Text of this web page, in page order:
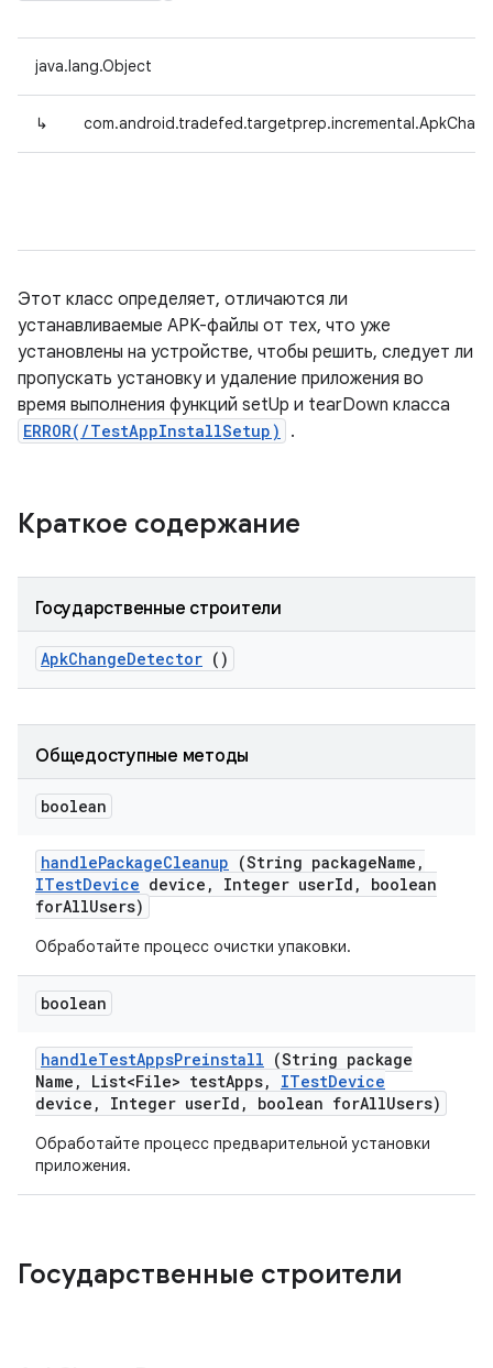
java.lang.Object
↳
Этот класс определяет, отличаются ли
устанавливаемые APK-файлы от тех, что уже
установлены на устройстве, чтобы решить, следует ли
пропускать установку и удаление приложения во
время выполнения функций setUp и tearDown класса
ERROR(/TestAppInstallSetup) .
Краткое содержание
Государственные строители
ApkChangeDetector ()
Общедоступные методы
boolean
handlePackageCleanup (String packageName ,
ITestDevice device , Integer userId ,
boolean
forAllUsers)
Обработайте процесс очистки упаковки.
boolean
handleTestAppsPreinstall (String package
Name , List<File> testApps, ITestDevice
device , Integer userId , boolean forAllUsers)
Обработайте процесс предварительной установки
приложения.
Государственные строители